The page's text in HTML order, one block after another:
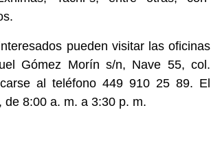
pueden visitar las oficinas
Gómez Morín s/n, Nave 55, col.
al teléfono 449 910 25 89. El
de 8:00 a. m. a 3:30 p. m.